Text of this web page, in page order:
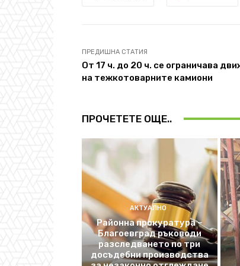
ПРЕДИШНА СТАТИЯ
Oт 17 ч. до 20 ч. се ограничава
на тежкотоварните камиони
ПРОЧЕТЕТЕ ОЩЕ..
АКТУАЛНО
Районна прокуратура –
Благоевград ръководи
разследването по три
досъдебни производства